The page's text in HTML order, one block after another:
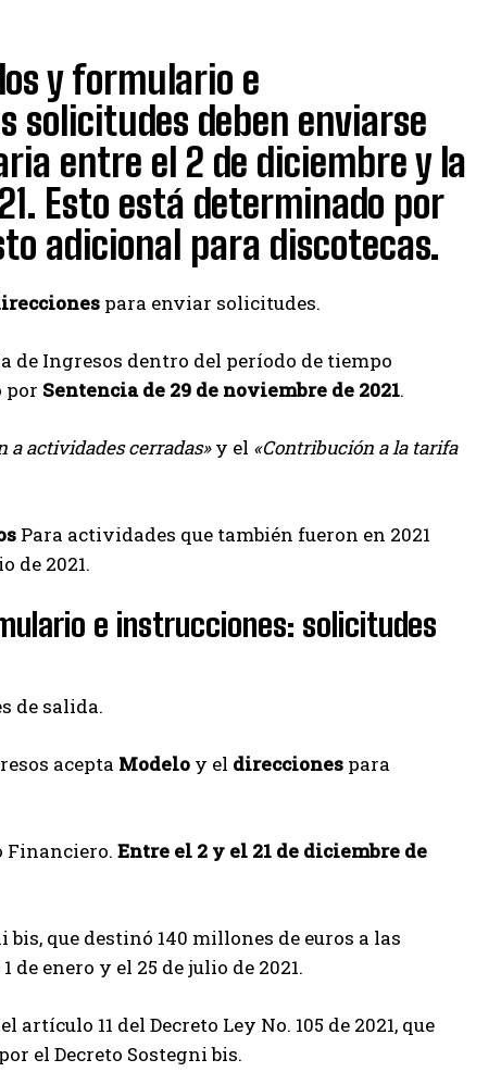
y formulario e
solicitudes deben enviarse
entre el 2 de diciembre y la
Esto está determinado por
adicional para discotecas.
para enviar solicitudes.
de Ingresos dentro del período de tiempo
por Sentencia de 29 de noviembre de 2021.
a actividades cerradas»y el «Contribución a la tarifa
Para actividades que también fueron en 2021
de 2021.
e instrucciones: solicitudes
de salida.
acepta Modelo y el direcciones para
Financiero. Entre el 2 y el 21 de diciembre de
bis, que destinó 140 millones de euros a las
de enero y el 25 de julio de 2021.
11 del Decreto Ley No. 105 de 2021, que
el Decreto Sostegni bis.